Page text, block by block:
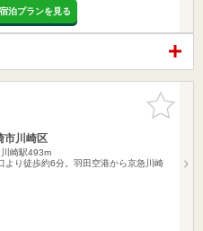
泊プランを見る
お気に入
りに追加
市川崎区
川崎駅493m
より徒歩約6分。羽田空港から京急川崎